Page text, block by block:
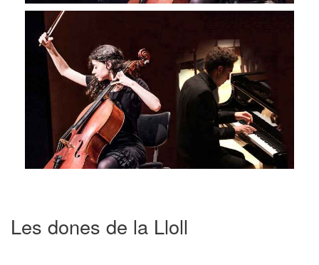
Les dones de la Lloll